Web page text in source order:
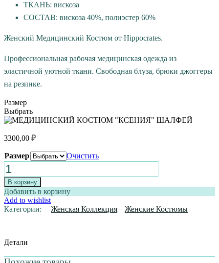
ТКАНЬ: вискоза
СОСТАВ: вискоза 40%, полиэстер 60%
Женский Медицинский Костюм от Hippocrates.
Профессиональная рабочая медицинская одежда из
эластичной уютной ткани. Свободная блуза, брюки джоггеры
на резинке.
Размер
Выбрать
3300,00 ₽
Размер
Очистить
Количество
товара
МЕДИЦИНСКИЙ
КОСТЮМ
"КСЕНИЯ"
ШАЛФЕЙ
В корзину
Добавить в корзину
Add to wishlist
Категории:
Женская Коллекция Женские Костюмы
Детали